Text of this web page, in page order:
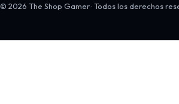
© 2026 The Shop Gamer · Todos los derechos